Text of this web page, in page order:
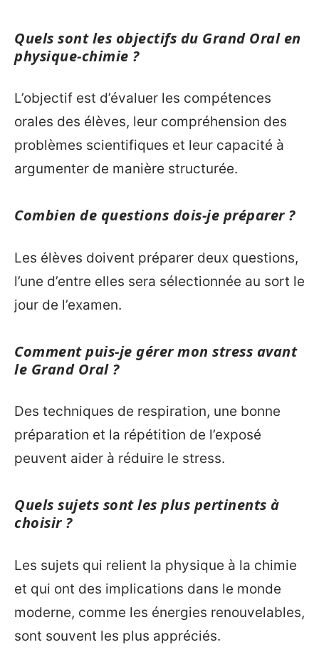
Quels sont les objectifs du Grand Oral en
physique-chimie ?
L’objectif est d’évaluer les compétences
orales des élèves, leur compréhension des
problèmes scientifiques et leur capacité à
argumenter de manière structurée.
Combien de questions dois-je préparer ?
Les élèves doivent préparer deux questions,
l’une d’entre elles sera sélectionnée au sort le
jour de l’examen.
Comment puis-je gérer mon stress avant
le Grand Oral ?
Des techniques de respiration, une bonne
préparation et la répétition de l’exposé
peuvent aider à réduire le stress.
Quels sujets sont les plus pertinents à
choisir ?
Les sujets qui relient la physique à la chimie
et qui ont des implications dans le monde
moderne, comme les énergies renouvelables,
sont souvent les plus appréciés.